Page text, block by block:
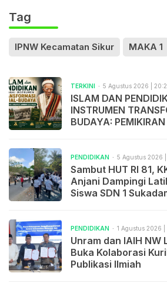
Tag
IPNW Kecamatan Sikur MAKA 1
TERKINI 5 Agustus 2026 |
ISLAM DAN
INSTRUMEN
BUDAYA:
PENDIDIKAN 5 Agustus 2026 |
Sambut HUT RI 81,
Anjani Dampingi
Siswa SDN 1
PENDIDIKAN 1 Agustus 2026 |
Unram dan IAIH NW
Buka Kolaborasi
Publikasi Ilmiah